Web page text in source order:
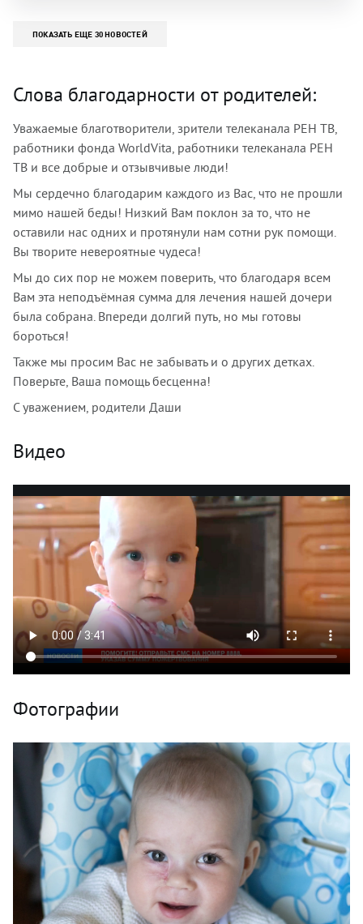
ПОКАЗАТЬ ЕЩЕ 30 НОВОСТЕЙ
Слова благодарности от родителей:
Уважаемые благотворители, зрители телеканала РЕН ТВ,
работники фонда WorldVita, работники телеканала РЕН
ТВ и все добрые и отзывчивые люди!
Мы сердечно благодарим каждого из Вас, что не прошли
мимо нашей беды! Низкий Вам поклон за то, что не
оставили нас одних и протянули нам сотни рук помощи.
Вы творите невероятные чудеса!
Мы до сих пор не можем поверить, что благодаря всем
Вам эта неподъёмная сумма для лечения нашей дочери
была собрана. Впереди долгий путь, но мы готовы
бороться!
Также мы просим Вас не забывать и о других детках.
Поверьте, Ваша помощь бесценна!
С уважением, родители Даши
Видео
Фотографии